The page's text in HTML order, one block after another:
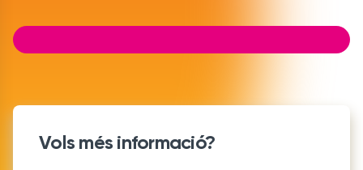
Vols més informació?